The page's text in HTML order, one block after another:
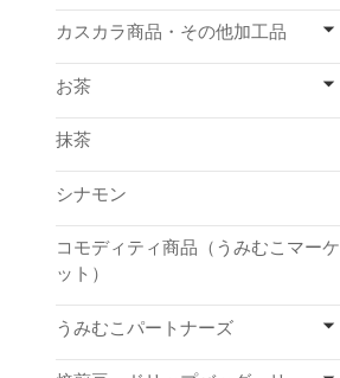
カスカラ商品・その他加工品
お茶
抹茶
シナモン
コモディティ商品（うみむこマーケ
ット）
うみむこパートナーズ